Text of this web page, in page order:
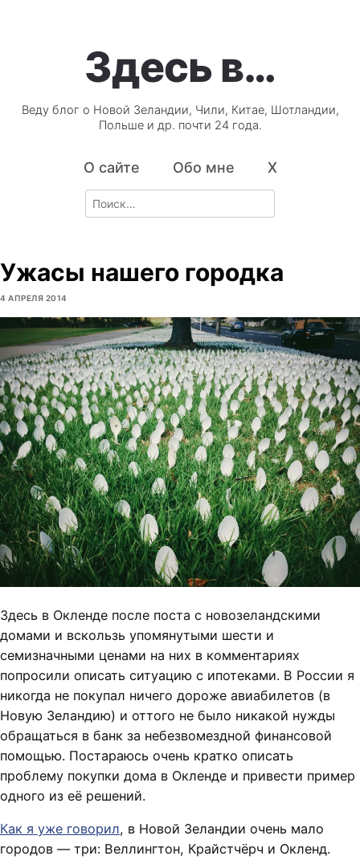
Здесь в…
Веду блог о Новой Зеландии, Чили, Китае, Шотландии,
Польше и др. почти 24 года.
О сайте Обо мне X
Search
for:
Ужасы нашего городка
4 АПРЕЛЯ 2014
Здесь в Окленде после поста с новозеландскими
домами и вскользь упомянутыми шести и
семизначными ценами на них в комментариях
попросили описать ситуацию с ипотеками. В России я
никогда не покупал ничего дороже авиабилетов (в
Новую Зеландию) и оттого не было никакой нужды
обращаться в банк за небезвомездной финансовой
помощью. Постараюсь очень кратко описать
проблему покупки дома в Окленде и привести пример
одного из её решений.
Как я уже говорил, в Новой Зеландии очень мало
городов — три: Веллингтон, Крайстчёрч и Окленд.